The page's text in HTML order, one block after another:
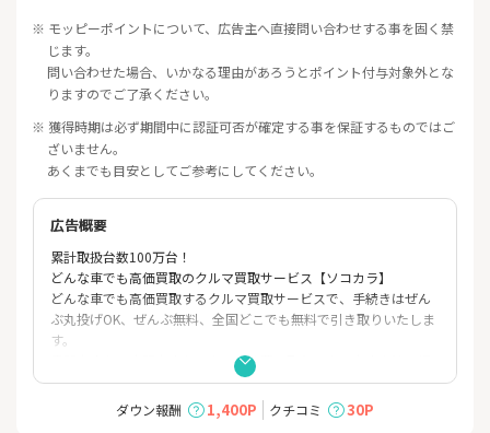
※ モッピーポイントについて、広告主へ直接問い合わせする事を固く禁
じます。
問い合わせた場合、いかなる理由があろうとポイント付与対象外とな
りますのでご了承ください。
※ 獲得時期は必ず期間中に認証可否が確定する事を保証するものではご
ざいません。
あくまでも目安としてご参考にしてください。
広告概要
累計取扱台数100万台！
どんな車でも高価買取のクルマ買取サービス【ソコカラ】
どんな車でも高価買取するクルマ買取サービスで、手続きはぜん
ぶ丸投げOK、ぜんぶ無料、全国どこでも無料で引き取りいたしま
す。
電話査定か、出張査定か、より高く買い取れる方の査定方法を提
案するソコカラ独自の2WAY査定を実施中！
「電話査定」では出張コストを抑え、買取金額に還元！
「出張査定」ではプロの査定員が愛車の価値を見極め、高価買取
ダウン報酬 1,400P クチコミ 30P